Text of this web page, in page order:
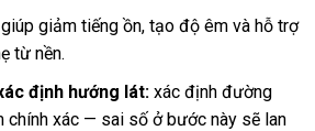
giảm tiếng ồn, tạo độ êm và hỗ trợ
từ nền.
định hướng lát:xác định đường
chính xác — sai số ở bước này sẽ lan